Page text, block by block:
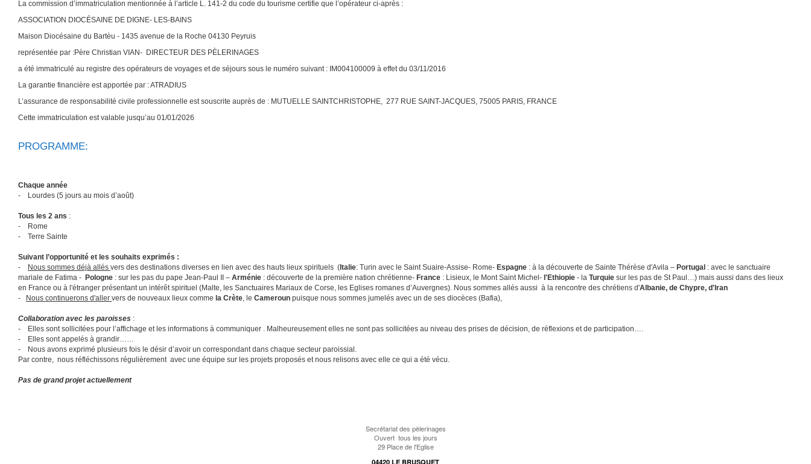
La commission d’immatriculation mentionnée à l’article L. 141-2 du code du tourisme certifie que l’opérateur ci-après :
ASSOCIATION DIOCÉSAINE DE DIGNE- LES-BAINS
Maison Diocésaine du Bartèu - 1435 avenue de la Roche 04130 Peyruis
représentée par :Père Christian VIAN- DIRECTEUR DES PÈLERINAGES
a été immatriculé au registre des opérateurs de voyages et de séjours sous le numéro suivant : IM004100009 à effet du 03/11/2016
La garantie financière est apportée par : ATRADIUS
L’assurance de responsabilité civile professionnelle est souscrite auprès de : MUTUELLE SAINTCHRISTOPHE, 277 RUE SAINT-JACQUES, 75005 PARIS, FRANCE
Cette immatriculation est valable jusqu’au 01/01/2026
PROGRAMME:
Chaque année
- Lourdes (5 jours au mois d’août)
Tous les 2 ans :
- Rome
- Terre Sainte
Suivant l’opportunité et les souhaits exprimés :
-
Nous sommes déjà allés vers des destinations diverses en lien avec des hauts lieux spirituels ( Italie: Turin avec le Saint Suaire-Assise- Rome- Espagne : à la découverte de Sainte Thérèse d'Avila – Portugal : avec le sanctuaire
mariale de Fatima - Pologne : sur les pas du pape Jean-Paul II – Arménie : découverte de la première nation chrétienne- France : Lisieux, le Mont Saint Michel- l'Ethiopie - la Turquie sur les pas de St Paul…) mais aussi dans des lieux
en France ou à l'étranger présentant un intérêt spirituel (Malte, les Sanctuaires Mariaux de Corse, les Eglises romanes d’Auvergnes). Nous sommes allés aussi à la rencontre des chrétiens d'Albanie, de Chypre, d'Iran
-
Nous continuerons d'aller vers de nouveaux lieux comme la Crète, le Cameroun puisque nous sommes jumelés avec un de ses diocèces (Bafia),
Collaboration avec les paroisses :
- Elles sont sollicitées pour l’affichage et les informations à communiquer . Malheureusement elles ne sont pas sollicitées au niveau des prises de décision, de réflexions et de participation….
- Elles sont appelés à grandir……
- Nous avons exprimé plusieurs fois le désir d’avoir un correspondant dans chaque secteur paroissial.
Par contre, nous réfléchissons régulièrement avec une équipe sur les projets proposés et nous relisons avec elle ce qui a été vécu.
Pas de grand projet actuellement
Secrétariat des pèlerinages
Ouvert tous les jours
29 Place de l'Eglise
04420 LE BRUSQUET